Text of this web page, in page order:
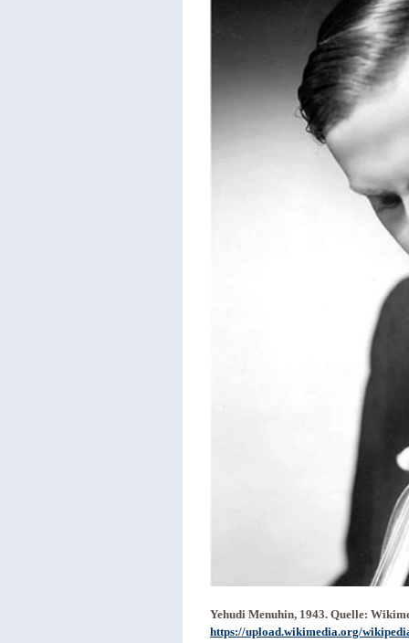
Yehudi Menuhin, 1943. Quelle:
https://upload.wikimedia.org/